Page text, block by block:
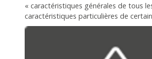
« caractéristiques générales de tous
caractéristiques particulières de